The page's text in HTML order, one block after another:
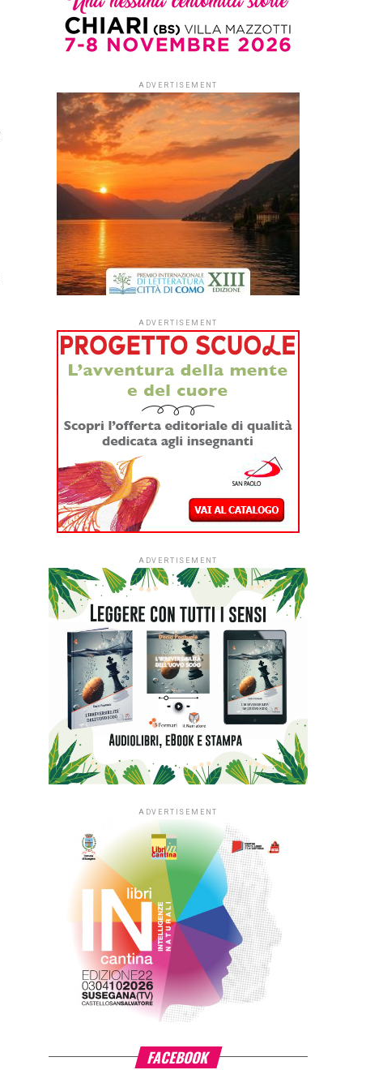
ADVERTISEMENT
ADVERTISEMENT
ADVERTISEMENT
ADVERTISEMENT
FACEBOOK